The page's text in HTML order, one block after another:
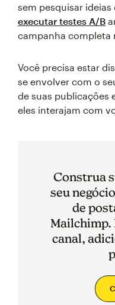
sem pesquisar ideias
executar testes A/B
campanha completa
Você precisa estar
se envolver com o
de suas publicações
eles interajam com
Construa
seu
de
Mailchimp.
canal,